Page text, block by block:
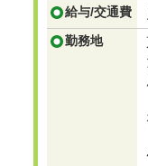
...つづき
給与/交通費
勤務地